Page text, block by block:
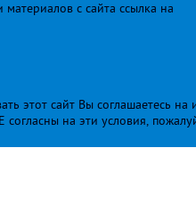
с сайта ссылка на
этот сайт Вы соглашаетесь
согласны на эти условия,